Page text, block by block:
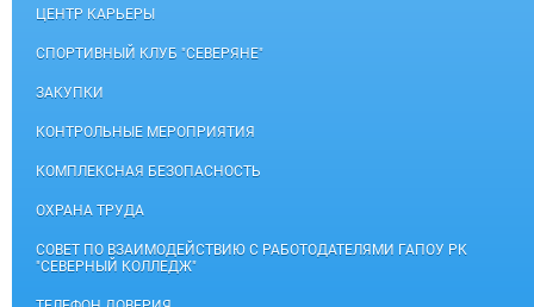
ЦЕНТР КАРЬЕРЫ
СПОРТИВНЫЙ КЛУБ "СЕВЕРЯНЕ"
ЗАКУПКИ
КОНТРОЛЬНЫЕ МЕРОПРИЯТИЯ
КОМПЛЕКСНАЯ БЕЗОПАСНОСТЬ
ОХРАНА ТРУДА
СОВЕТ ПО ВЗАИМОДЕЙСТВИЮ С РАБОТОДАТЕЛЯМИ ГАПОУ РК
"СЕВЕРНЫЙ КОЛЛЕДЖ"